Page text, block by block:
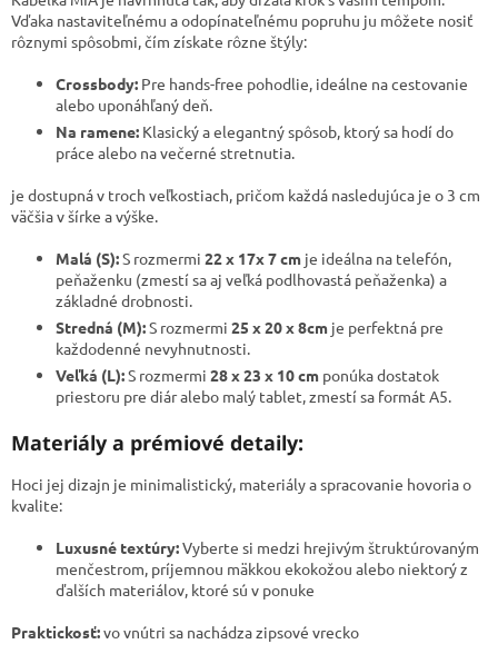
Vďaka nastaviteľnému a odopínateľnému popruhu ju môžete nosiť
rôznymi spôsobmi, čím získate rôzne štýly:
Crossbody: Pre hands-free pohodlie, ideálne na cestovanie
alebo uponáhľaný deň.
Na ramene: Klasický a elegantný spôsob, ktorý sa hodí do
práce alebo na večerné stretnutia.
​je dostupná v troch veľkostiach, pričom každá nasledujúca je o 3 cm
väčšia v šírke a výške.
Malá (S):S rozmermi 22 x 17x 7 cm je ideálna na telefón,
peňaženku (zmestí sa aj veľká podlhovastá peňaženka) a
základné drobnosti.
Stredná (M):S rozmermi 25 x 20 x 8cm je perfektná pre
každodenné nevyhnutnosti.
Veľká (L):S rozmermi 28 x 23 x 10 cm ponúka dostatok
priestoru pre diár alebo malý tablet, zmestí sa formát A5.
Materiály a prémiové detaily:
​Hoci jej dizajn je minimalistický, materiály a spracovanie hovoria o
kvalite:
Luxusné textúry:Vyberte si medzi hrejivým štruktúrovaným
menčestrom, príjemnou mäkkou ekokožou alebo niektorý z
ďalších materiálov, ktoré sú v ponuke
Praktickosť:vo vnútri sa nachádza zipsové vrecko